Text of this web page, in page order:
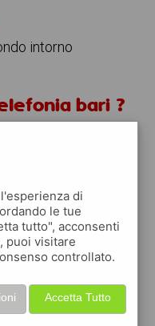
intorno
bari ?
una app
trovare
e buoni sconti
ogni volta che la usi
inbuoni sconto
la spesa, fare
di
le tue
tutto", acconsenti
puoi visitare
controllato.
Accetta Tutto